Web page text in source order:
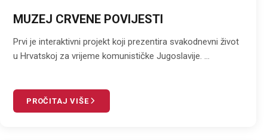
MUZEJ CRVENE POVIJESTI
Prvi je interaktivni projekt koji prezentira svakodnevni život
u Hrvatskoj za vrijeme komunističke Jugoslavije. ...
PROČITAJ VIŠE